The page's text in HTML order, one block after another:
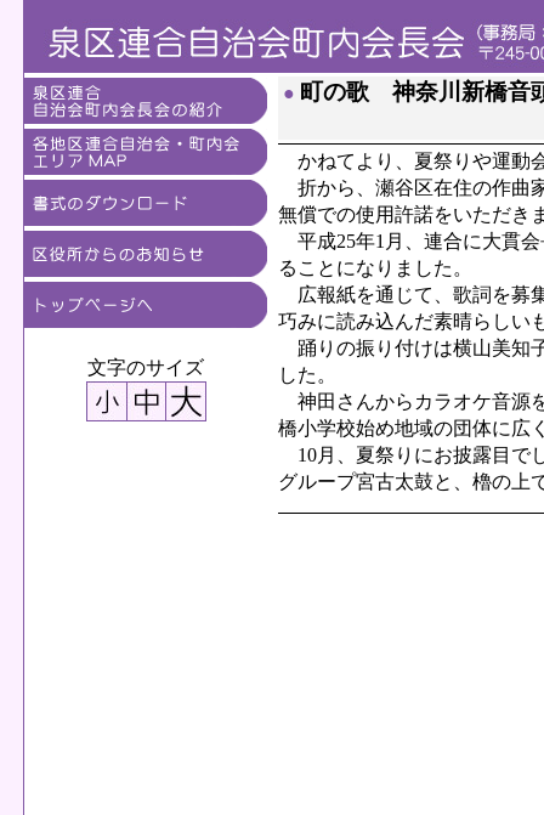
文字のサイズ
● 町の歌 神奈川新橋音
かねてより、夏祭りや運動
折から、瀬谷区在住の作曲
無償での使用許諾をいただき
平成25年1月、連合に大貫
ることになりました。
広報紙を通じて、歌詞を募
巧みに読み込んだ素晴らしい
踊りの振り付けは横山美知
した。
神田さんからカラオケ音源
橋小学校始め地域の団体に広
10月、夏祭りにお披露目で
グループ宮古太鼓と、櫓の上